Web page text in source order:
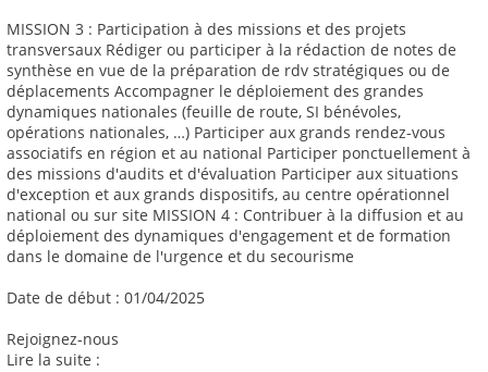
MISSION 3 : Participation à des missions et des projets
transversaux Rédiger ou participer à la rédaction de notes de
synthèse en vue de la préparation de rdv stratégiques ou de
déplacements Accompagner le déploiement des grandes
dynamiques nationales (feuille de route, SI bénévoles,
opérations nationales, …) Participer aux grands rendez-vous
associatifs en région et au national Participer ponctuellement à
des missions d'audits et d'évaluation Participer aux situations
d'exception et aux grands dispositifs, au centre opérationnel
national ou sur site MISSION 4 : Contribuer à la diffusion et au
déploiement des dynamiques d'engagement et de formation
dans le domaine de l'urgence et du secourisme
Date de début : 01/04/2025
Rejoignez-nous
Lire la suite :